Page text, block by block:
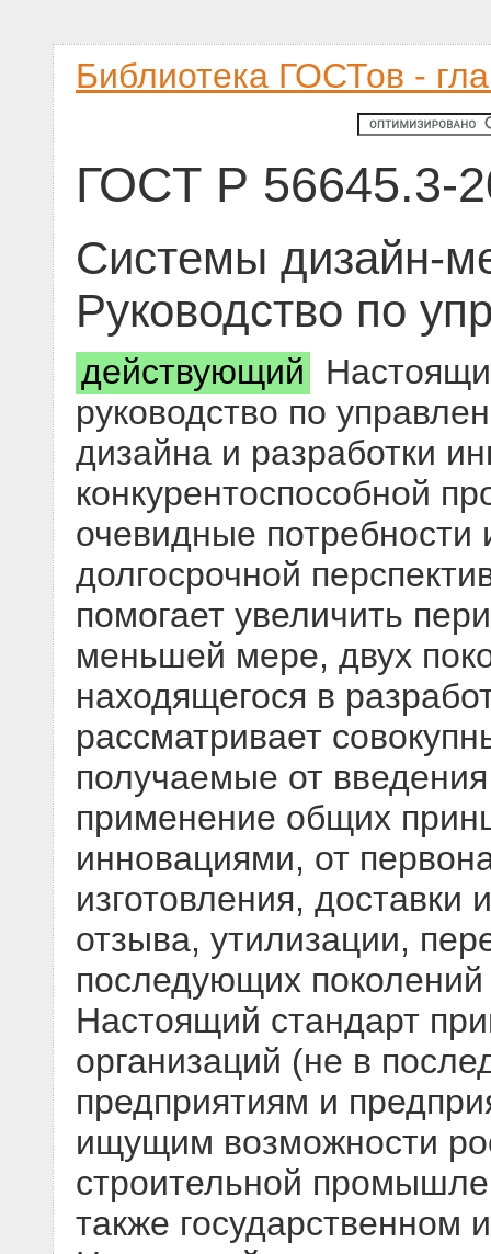
Библиотека ГОСТов -
ГОСТ Р 56645.3-
Системы дизайн-
Руководство по
действующий
руководство по
дизайна и разработки
конкурентоспособной
очевидные потребности
долгосрочной
помогает увеличить
меньшей мере, двух
находящегося в
рассматривает
получаемые от
применение общих
инновациями, от
изготовления,
отзыва, утилизации,
последующих
Настоящий стандарт
организаций (не в
предприятиям и
ищущим возможности
строительной
также государственном